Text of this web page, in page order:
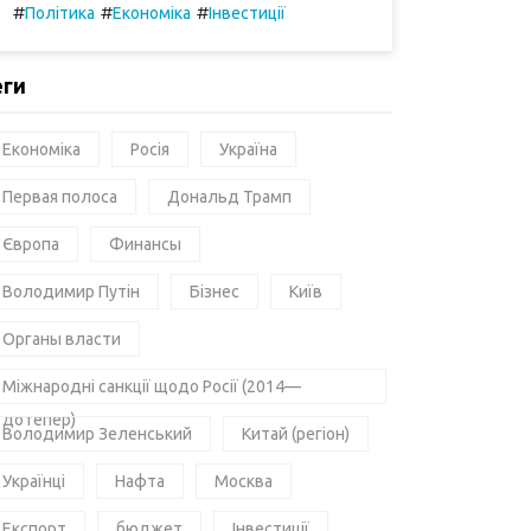
#Політика #Економіка #Інвестиції
Економіка Росія Україна
Первая полоса Дональд Трамп
Європа Финансы
Володимир Путін Бізнес Київ
Органы власти
Міжнародні санкції щодо Росії (2014—
дотепер)
Володимир Зеленський Китай (регіон)
Українці Нафта Москва